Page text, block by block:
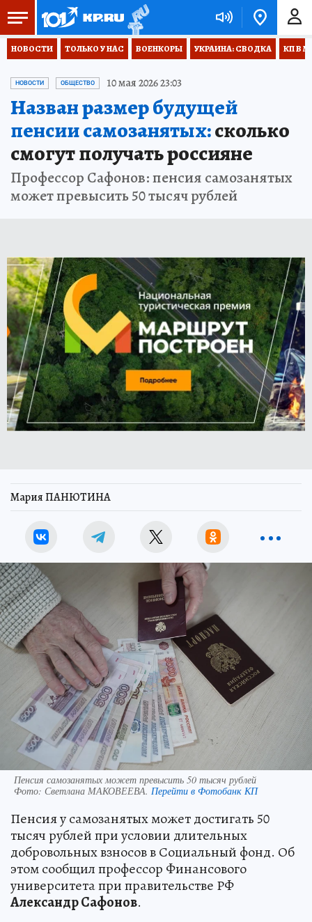
НОВОСТИ ТОЛЬКО У НАС ВОЕНКОРЫ УКРАИНА: СВОДКА КП В
НОВОСТИ ОБЩЕСТВО 10 мая 2026 23:03
Назван размер будущей
пенсии самозанятых:сколько
смогут получать россияне
Профессор Сафонов: пенсия самозанятых
может превысить 50 тысяч рублей
Мария ПАНЮТИНА
Пенсия самозанятых может превысить 50 тысяч рублей
Фото: Светлана МАКОВЕЕВА. Перейти в Фотобанк КП
Пенсия у самозанятых может достигать 50
тысяч рублей при условии длительных
добровольных взносов в Социальный фонд. Об
этом сообщил профессор Финансового
университета при правительстве РФ
Александр Сафонов.